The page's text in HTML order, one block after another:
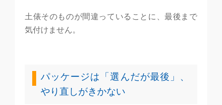
土俵そのものが間違っていることに、最後まで
気付けません。
パッケージは「選んだが最後」、
やり直しがきかない